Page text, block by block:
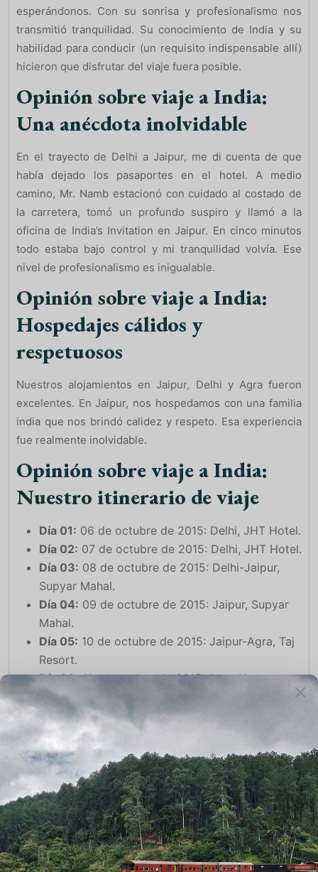
esperándonos. Con su sonrisa y profesionalismo nos
transmitió tranquilidad. Su conocimiento de India y su
habilidad para conducir (un requisito indispensable allí)
hicieron que disfrutar del viaje fuera posible.
Opinión sobre viaje a India:
Una anécdota inolvidable
En el trayecto de Delhi a Jaipur, me di cuenta de que
había dejado los pasaportes en el hotel. A medio
camino, Mr. Namb estacionó con cuidado al costado de
la carretera, tomó un profundo suspiro y llamó a la
oficina de India’s Invitation en Jaipur. En cinco minutos
todo estaba bajo control y mi tranquilidad volvía. Ese
nivel de profesionalismo es inigualable.
Opinión sobre viaje a India:
Hospedajes cálidos y
respetuosos
Nuestros alojamientos en Jaipur, Delhi y Agra fueron
excelentes. En Jaipur, nos hospedamos con una familia
india que nos brindó calidez y respeto. Esa experiencia
fue realmente inolvidable.
Opinión sobre viaje a India:
Nuestro itinerario de viaje
Día 01: 06 de octubre de 2015: Delhi, JHT Hotel.
Día 02: 07 de octubre de 2015: Delhi, JHT Hotel.
Día 03: 08 de octubre de 2015: Delhi-Jaipur,
Supyar Mahal.
Día 04: 09 de octubre de 2015: Jaipur, Supyar
Mahal.
Día 05: 10 de octubre de 2015: Jaipur-Agra, Taj
Resort.
Día 06:11 de octubre de 2015: Agra-Nueva
Delhi, JHT Hotel.
Día 07:12 de octubre de 2015: Nueva Delhi y
salida.
Opinión sobre viaje a India:
Recomendamos India’s
Invitation
Nuestra opinión sobre el viaje a la India es excepcional y